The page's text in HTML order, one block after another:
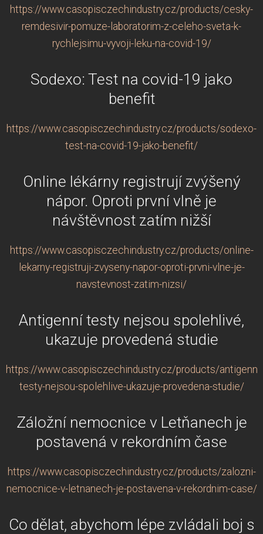
https://www.casopisczechindustry.cz/products/cesky-
remdesivir-pomuze-laboratorim-z-celeho-sveta-k-
rychlejsimu-vyvoji-leku-na-covid-19/
Sodexo: Test na covid-19 jako
benefit
https://www.casopisczechindustry.cz/products/sodexo-
test-na-covid-19-jako-benefit/
Online lékárny registrují zvýšený
nápor. Oproti první vlně je
návštěvnost zatím nižší
https://www.casopisczechindustry.cz/products/online-
lekarny-registruji-zvyseny-napor-oproti-prvni-vlne-je-
navstevnost-zatim-nizsi/
Antigenní testy nejsou spolehlivé,
ukazuje provedená studie
https://www.casopisczechindustry.cz/products/antigenni-
testy-nejsou-spolehlive-ukazuje-provedena-studie/
Záložní nemocnice v Letňanech je
postavená v rekordním čase
https://www.casopisczechindustry.cz/products/zalozni-
nemocnice-v-letnanech-je-postavena-v-rekordnim-case/
Co dělat, abychom lépe zvládali boj s